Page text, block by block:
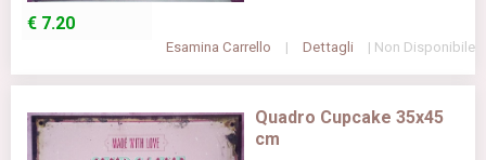
€ 7.20
Esamina Carrello | Dettagli | Non Disponibile
Quadro Cupcake 35x45
cm